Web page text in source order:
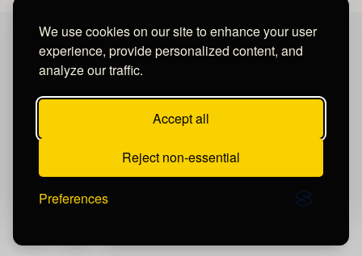
We use cookies on our site to enhance your user
experience, provide personalized content, and
analyze our traffic.
Accept all
Reject non-essential
Preferences
MAYA MEDIA GROUP
Ubicados en Tegucigalpa - Honduras.